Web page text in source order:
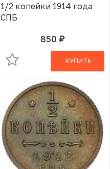
1/2 копейки 1914 года
СПБ
850 руб.В КОРЗИНЕ
КУПИТЬ